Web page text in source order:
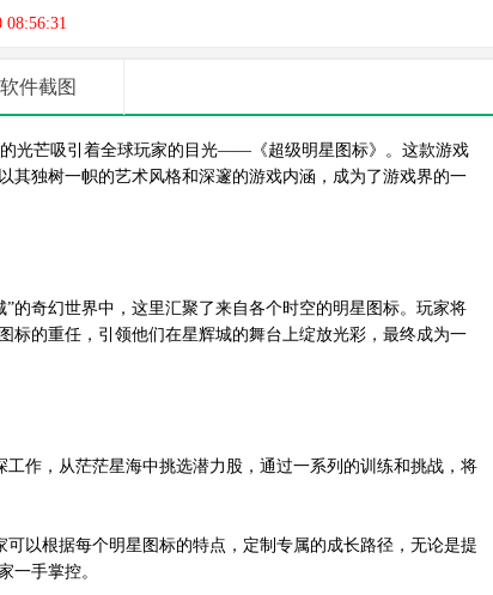
08:56:31
软件截图
光芒吸引着全球玩家的目光——《超级明星图标》。这款游戏
其独树一帜的艺术风格和深邃的游戏内涵，成为了游戏界的一
奇幻世界中，这里汇聚了来自各个时空的明星图标。玩家将
标的重任，引领他们在星辉城的舞台上绽放光彩，最终成为一
作，从茫茫星海中挑选潜力股，通过一系列的训练和挑战，将
以根据每个明星图标的特点，定制专属的成长路径，无论是提
一手掌控。